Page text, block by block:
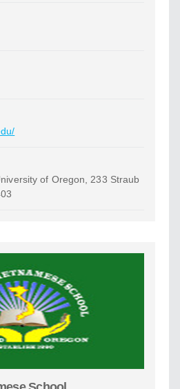
of Oregon, 233 Straub